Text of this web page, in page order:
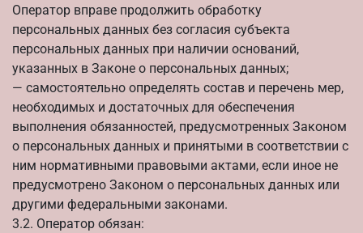
Оператор вправе продолжить обработку
персональных данных без согласия субъекта
персональных данных при наличии оснований,
указанных в Законе о персональных данных;
— самостоятельно определять состав и перечень мер,
необходимых и достаточных для обеспечения
выполнения обязанностей, предусмотренных Законом
о персональных данных и принятыми в соответствии с
ним нормативными правовыми актами, если иное не
предусмотрено Законом о персональных данных или
другими федеральными законами.
3.2. Оператор обязан: